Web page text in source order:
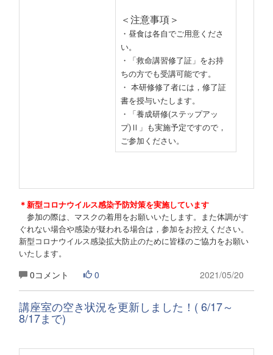
＜注意事項＞
・昼食は各自でご用意くださ
い。
・「救命講習修了証」をお持
ちの方でも受講可能です。
・ 本研修修了者には，修了証
書を授与いたします。
・「養成研修(ステップアッ
プ)Ⅱ」も実施予定ですので，
ご参加ください。
＊新型コロナウイルス感染予防対策を実施しています
参加の際は、マスクの着用をお願いいたします。また体調がす
ぐれない場合や感染が疑われる場合は，参加をお控えください。
新型コロナウイルス感染拡大防止のために皆様のご協力をお願い
いたします。
0コメント 0 2021/05/20
講座室の空き状況を更新しました！( 6/17～
8/17まで)